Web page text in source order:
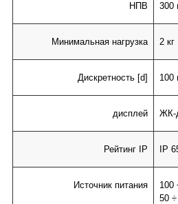
НПВ 300
Минимальная нагрузка 2 кг
Дискретность [d] 100
дисплей ЖК-
Рейтинг IP IP
Источник питания
100
50